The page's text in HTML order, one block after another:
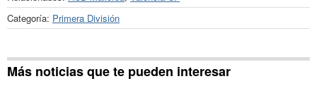
Categoría: Primera División
Más noticias que te pueden interesar